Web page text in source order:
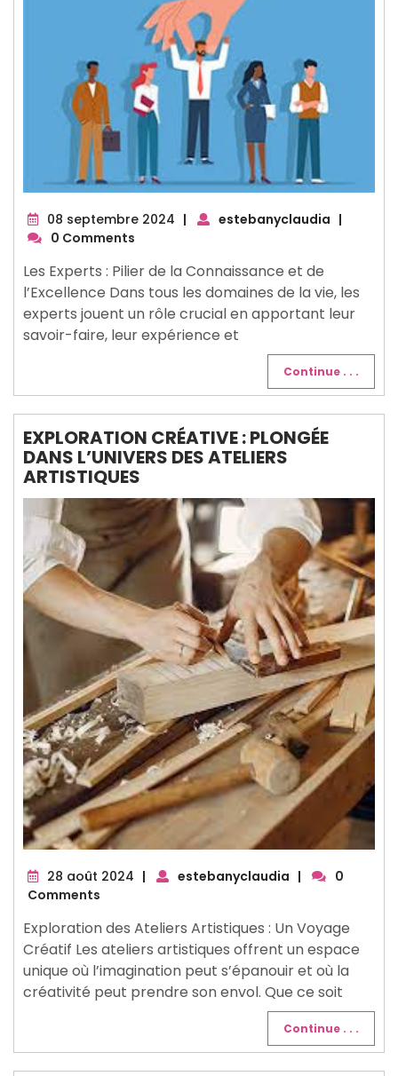
08 septembre 2024 08
| estebanyclaudia |
0 Comments
Les Experts : Pilier de la Connaissance et de
l’Excellence Dans tous les domaines de la vie, les
experts jouent un rôle crucial en apportant leur
savoir-faire, leur expérience et
Continue . . .
EXPLORATION CRÉATIVE : PLONGÉE
DANS L’UNIVERS DES ATELIERS
ARTISTIQUES
28 août 2024 28
| estebanyclaudia |
0
Comments
Exploration des Ateliers Artistiques : Un Voyage
Créatif Les ateliers artistiques offrent un espace
unique où l’imagination peut s’épanouir et où la
créativité peut prendre son envol. Que ce soit
Continue . . .